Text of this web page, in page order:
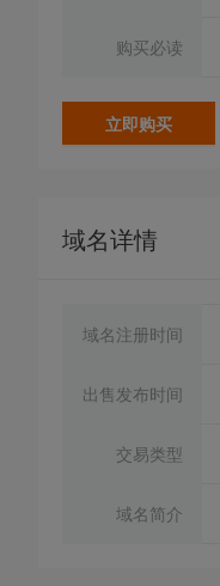
购买必读
立即购买
域名详情
域名注册时间
出售发布时间
交易类型
域名简介